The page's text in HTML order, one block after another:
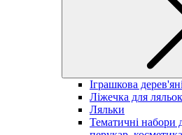
Іграшкова
Ліжечка для ляльок
Ляльки
Тематичні набори